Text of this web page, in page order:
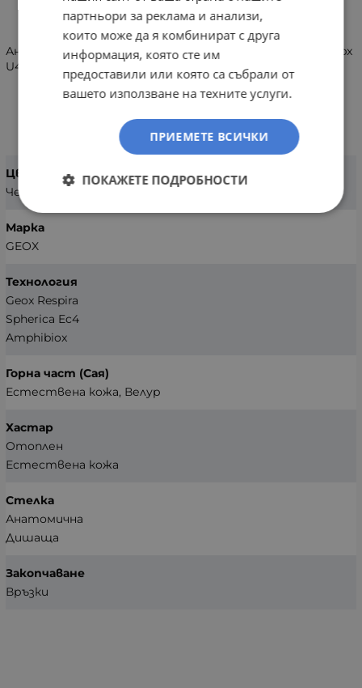
ИНФОРМАЦИЯ
Анатомични водоустойчиви боти Geox Spherica 4x4 abx
U46FDB 0FF22 C9999
ХАРАКТЕРИСТИКИ
Цвят
Черен
Марка
GEOX
Технология
Geox Respira
Spherica Ec4
Amphibiox
Горна част (Сая)
Естествена кожа, Велур
Хастар
Отоплен
Естествена кожа
Стелка
Анатомична
Дишаща
Закопчаване
Връзки
партньори за реклама и анализи,
които може да я комбинират с друга
информация, която сте им
предоставили или която са събрали от
вашето използване на техните услуги.
ПРИЕМЕТЕ ВСИЧКИ
ПОКАЖЕТЕ ПОДРОБНОСТИ